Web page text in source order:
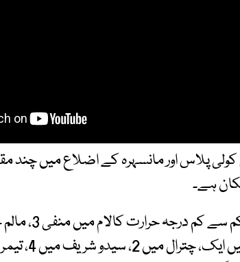
پلاس اور مانسہرہ کے اضلاع میں چند
ہے۔
اور پارا چنار